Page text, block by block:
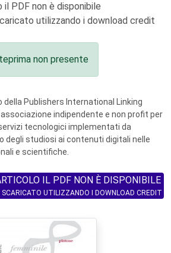
PDF non è disponibile
utilizzando i download credit
non presente
della Publishers International Linking
indipendente e non profit per
tecnologici implementati da
degli studiosi ai contenuti digitali nelle
e scientifiche.
IL PDF NON È DISPONIBILE
SCARICATO UTILIZZANDO I DOWNLOAD CREDIT